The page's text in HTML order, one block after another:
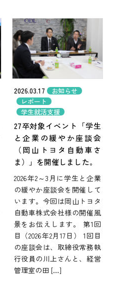
2026.03.17
お知らせ
レポート
学生就活支援
27卒対象イベント「学生
と企業の緩やか座談会
（岡山トヨタ自動車さ
ま）」を開催しました。
2026年2～3月に学生と企業
の緩やか座談会を開催して
います。今回は岡山トヨタ
自動車株式会社様の開催風
景をお伝えします。 第1回
目（2026年2月17日） 1回目
の座談会は、取締役常務執
行役員の川上さんと、経営
管理室の田 […]